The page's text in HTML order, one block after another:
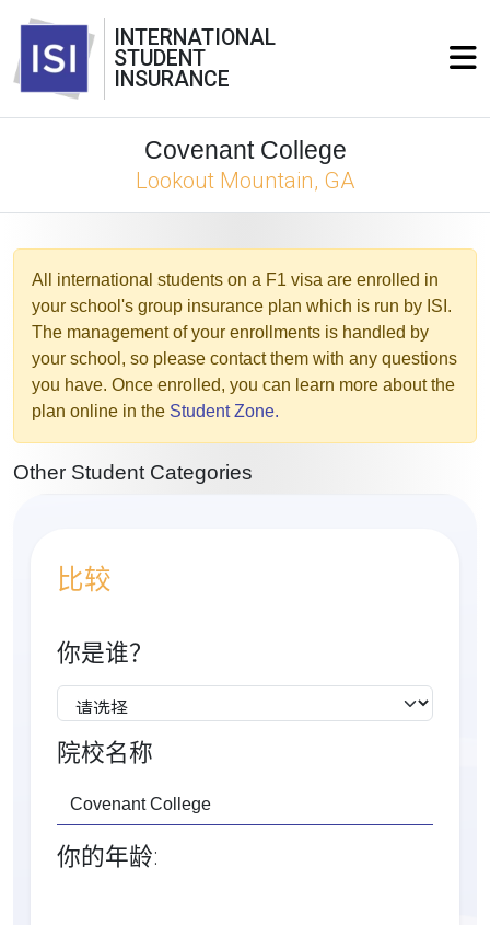
INTERNATIONAL
STUDENT
INSURANCE
Covenant College
Lookout Mountain, GA
All international students on a F1 visa are enrolled in
your school's group insurance plan which is run by ISI.
The management of your enrollments is handled by
your school, so please contact them with any questions
you have. Once enrolled, you can learn more about the
plan online in the Student Zone.
Other Student Categories
比较
你是谁？
院校名称
你的年龄: